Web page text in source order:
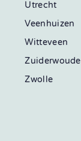
Utrecht
Veenhuizen
Witteveen
Zuiderwoude
Zwolle